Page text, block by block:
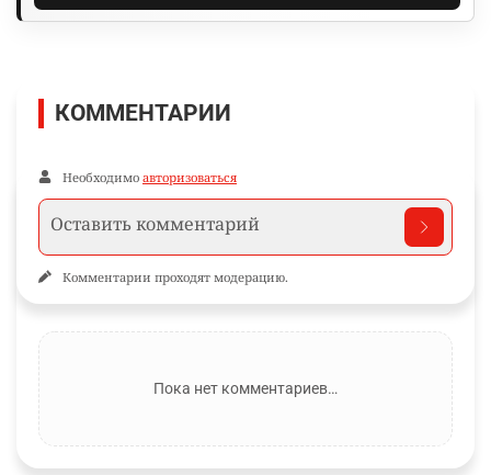
КОММЕНТАРИИ
Необходимо авторизоваться
Комментарии проходят модерацию.
Пока нет комментариев…